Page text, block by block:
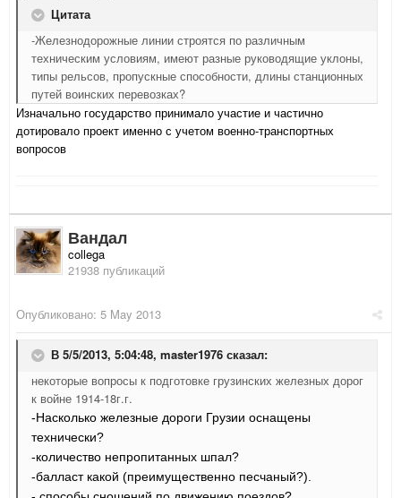
Цитата
-Железнодорожные линии строятся по различным
техническим условиям, имеют разные руководящие уклоны,
типы рельсов, пропускные способности, длины станционных
путей воинских перевозках?
Изначально государство принимало участие и частично
дотировало проект именно с учетом военно-транспортных
вопросов
Вандал
collega
21938 публикаций
Опубликовано: 5 May 2013
В 5/5/2013, 5:04:48, master1976 сказал:
некоторые вопросы к подготовке грузинских железных дорог
к войне 1914-18г.г.
-Насколько железные дороги Грузии оснащены
технически?
-количество непропитанных шпал?
-балласт какой (преимущественно песчаный?).